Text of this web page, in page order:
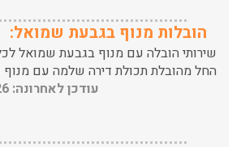
החל מהובלת תכולת דירה שלמה עם מנוף
עודכן לאחרונה: 24/02/2026, 10:42